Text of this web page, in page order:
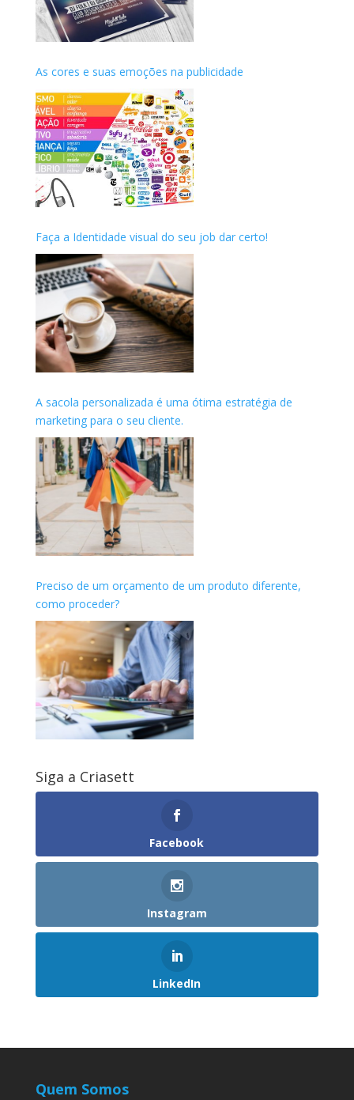
As cores e suas emoções na publicidade
Faça a Identidade visual do seu job dar certo!
A sacola personalizada é uma ótima estratégia de
marketing para o seu cliente.
Preciso de um orçamento de um produto diferente,
como proceder?
Siga a Criasett
Facebook
Instagram
LinkedIn
Quem Somos